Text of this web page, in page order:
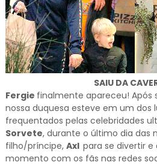
SAIU DA
Fergie finalmente apareceu! Após
nossa duquesa esteve em um dos
frequentados pelas celebridades
Sorvete, durante o último dia das
filho/príncipe, Axl para se divertir
momento com os fãs nas redes